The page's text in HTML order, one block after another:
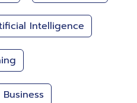
Intelligence
Business